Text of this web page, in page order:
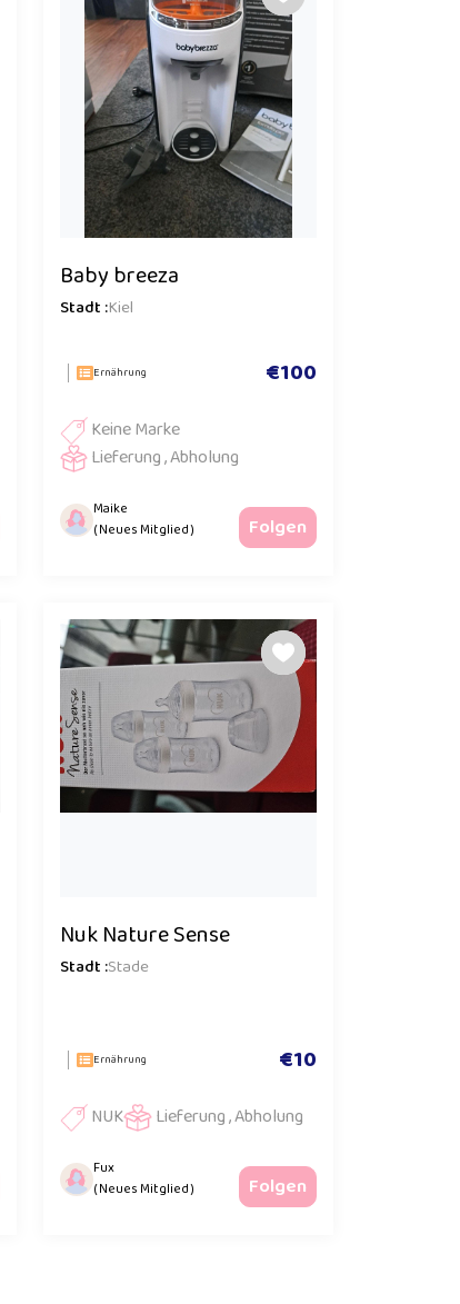
Baby breeza
Stadt :Kiel
Ernährung €100
Keine Marke
Lieferung , Abholung
Maike
( Neues Mitglied )
Folgen
Nuk Nature Sense
Stadt :Stade
Ernährung €10
NUK Lieferung , Abholung
Fux
( Neues Mitglied )
Folgen